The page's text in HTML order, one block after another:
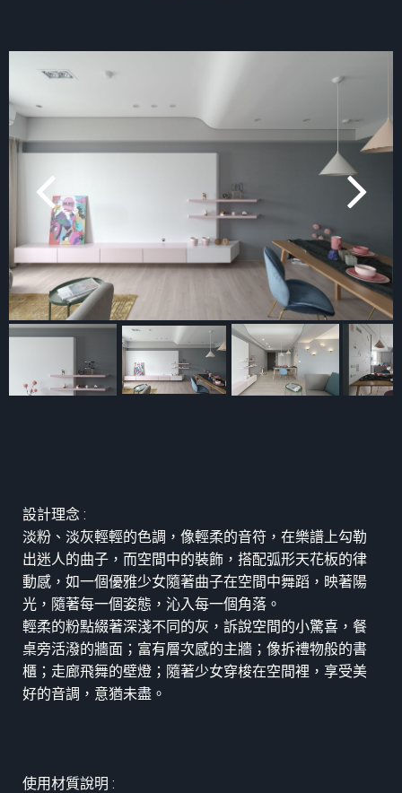
設計理念 :
淡粉、淡灰輕輕的色調，像輕柔的音符，在樂譜上勾勒
出迷人的曲子，而空間中的裝飾，搭配弧形天花板的律
動感，如一個優雅少女隨著曲子在空間中舞蹈，映著陽
光，隨著每一個姿態，沁入每一個角落。
輕柔的粉點綴著深淺不同的灰，訴說空間的小驚喜，餐
桌旁活潑的牆面；富有層次感的主牆；像拆禮物般的書
櫃；走廊飛舞的壁燈；隨著少女穿梭在空間裡，享受美
好的音調，意猶未盡。
使用材質說明 :